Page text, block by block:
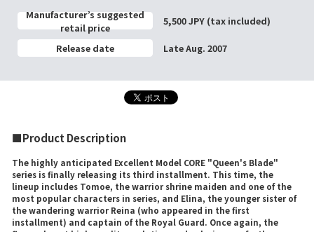
Manufacturer’s suggested
retail price
5,500 JPY (tax included)
Release date Late Aug. 2007
■Product Description
The highly anticipated Excellent Model CORE "Queen's Blade"
series is finally releasing its third installment. This time, the
lineup includes Tomoe, the warrior shrine maiden and one of the
most popular characters in series, and Elina, the younger sister of
the wandering warrior Reina (who appeared in the first
installment) and captain of the Royal Guard. Once again, the